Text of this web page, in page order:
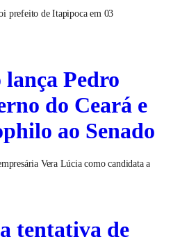
prefeito de Itapipoca em 03
Pedro
do Ceará e
ao Senado
Vera Lúcia como candidata a
tentativa de